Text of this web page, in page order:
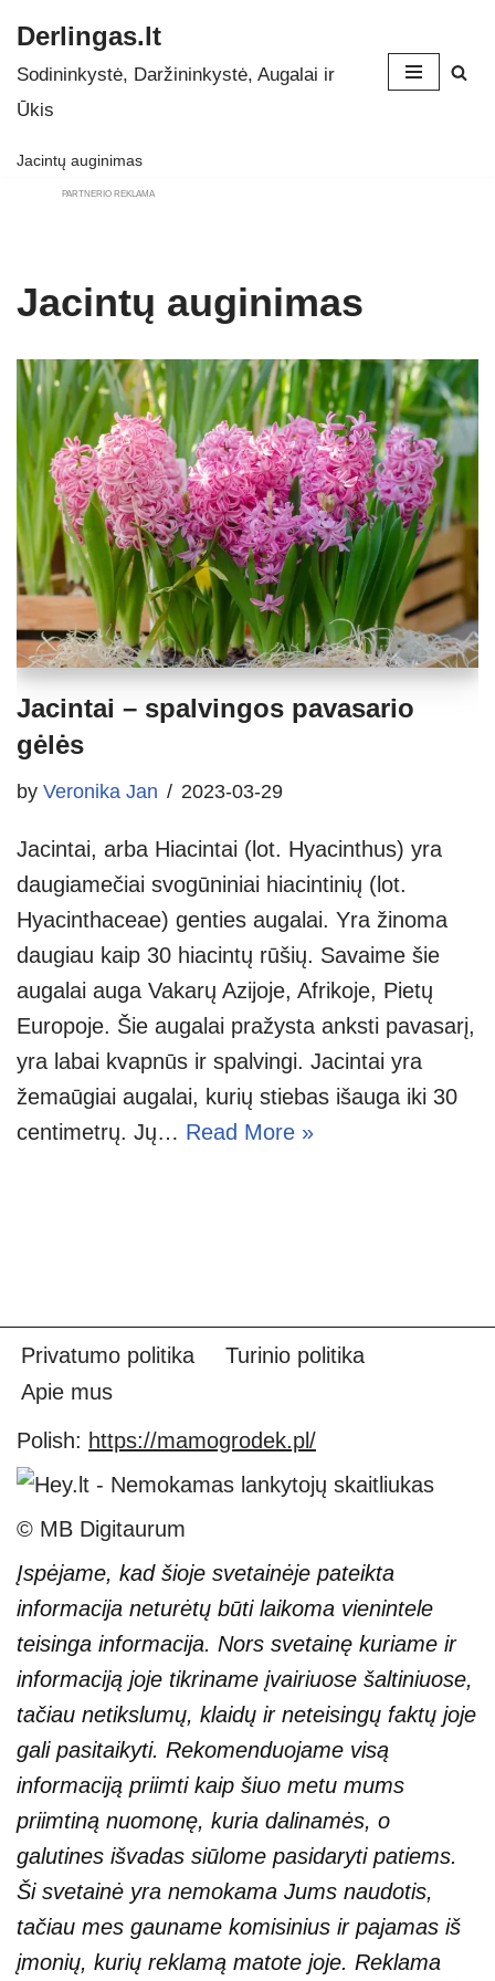
Skip
to
Derlingas.lt
Sodininkystė, Daržininkystė, Augalai ir
Ūkis
Jacintų auginimas
PARTNERIO REKLAMA
Jacintų auginimas
Jacintai – spalvingos pavasario
gėlės
by Veronika Jan 2023-03-29
Jacintai, arba Hiacintai (lot. Hyacinthus) yra
daugiamečiai svogūniniai hiacintinių (lot.
Hyacinthaceae) genties augalai. Yra žinoma
daugiau kaip 30 hiacintų rūšių. Savaime šie
augalai auga Vakarų Azijoje, Afrikoje, Pietų
Europoje. Šie augalai pražysta anksti pavasarį,
yra labai kvapnūs ir spalvingi. Jacintai yra
žemaūgiai augalai, kurių stiebas išauga iki 30
centimetrų. Jų… Read More »
Privatumo politika
Turinio politika
Apie mus
Polish: https://mamogrodek.pl/
© MB Digitaurum
Įspėjame, kad šioje svetainėje pateikta
informacija neturėtų būti laikoma vienintele
teisinga informacija. Nors svetainę kuriame ir
informaciją joje tikriname įvairiuose šaltiniuose,
tačiau netikslumų, klaidų ir neteisingų faktų joje
gali pasitaikyti. Rekomenduojame visą
informaciją priimti kaip šiuo metu mums
priimtiną nuomonę, kuria dalinamės, o
galutines išvadas siūlome pasidaryti patiems.
Ši svetainė yra nemokama Jums naudotis,
tačiau mes gauname komisinius ir pajamas iš
įmonių, kurių reklamą matote joje. Reklama